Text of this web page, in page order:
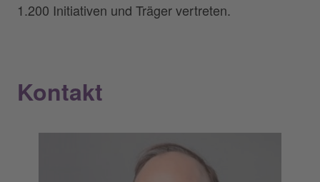
1.200 Initiativen und Träger vertreten.
Kontakt